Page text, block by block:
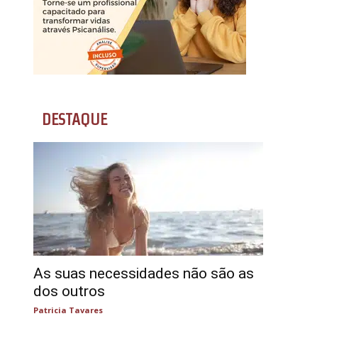
DESTAQUE
As suas necessidades não são as
dos outros
Patricia Tavares